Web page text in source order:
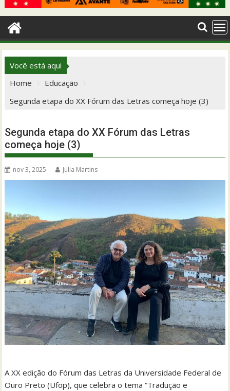
Você está aqui
Home
Educação
Segunda etapa do XX Fórum das Letras começa hoje (3)
Segunda etapa do XX Fórum das Letras
começa hoje (3)
nov 3, 2025 Júlia Martins
A XX edição do Fórum das Letras da Universidade Federal de
Ouro Preto (Ufop), que celebra o tema “Tradução e